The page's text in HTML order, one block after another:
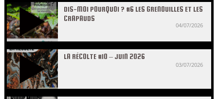
DIS-MOI POURQUOI ? #6 LES GRENOUILLES ET LES
CRAPAUDS
04/07/2026
LA RÉCOLTE #10 – JUIN 2026
03/07/2026